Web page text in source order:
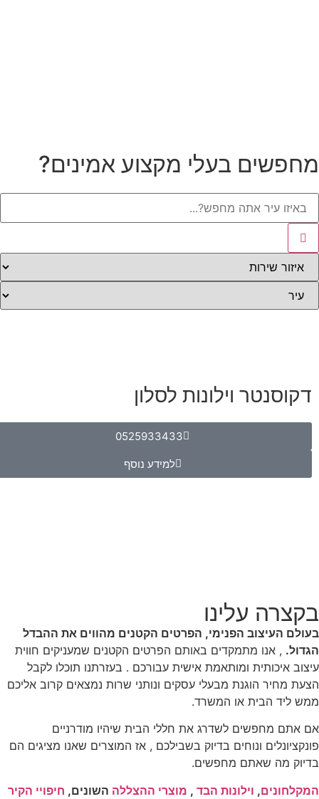
מחפשים בעלי מקצוע אמינים?
דקוסנטר וילונות לסלון
0525933433
למידע נוסף
בקצרה עלינו
בעולם העיצוב הפנימי, הפרטים הקטנים מהווים את ההבדל
הגדול. , אנו מתמקדים באותם הפרטים הקטנים שמעניקים חווית
עיצוב איכותית ומותאמת אישית עבורכם . בעזרתנו תוכלו לקבל
הצעת מחיר הוגנת מבעלי עסקים ונותני שרות נמצאים קרוב אליכם
ממש ליד הבית או המשרד.
אם אתם מחפשים לשדרג את חללי הבית שיהיו מודרניים
פונקציונלים ונוחים בדיוק בשבילכם , אז המוצרים שאנו מציגים הם
בדיוק מה שאתם מחפשים.
המקלחונים, וילונות הבד , מוצרי ההצללה השונים, חיפויי הקיר